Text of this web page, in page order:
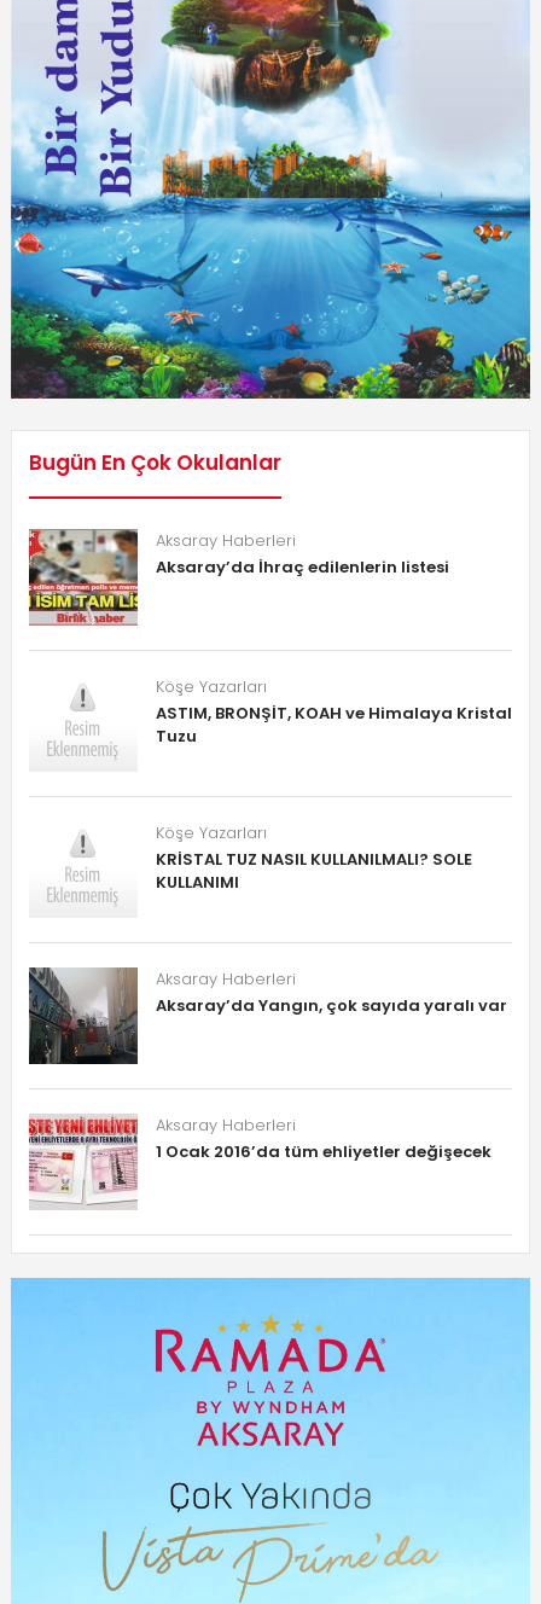
Bugün En Çok Okulanlar
Aksaray Haberleri
Aksaray’da İhraç edilenlerin listesi
Köşe Yazarları
ASTIM, BRONŞİT, KOAH ve Himalaya Kristal
Tuzu
Köşe Yazarları
KRİSTAL TUZ NASIL KULLANILMALI? SOLE
KULLANIMI
Aksaray Haberleri
Aksaray’da Yangın, çok sayıda yaralı var
Aksaray Haberleri
1 Ocak 2016’da tüm ehliyetler değişecek